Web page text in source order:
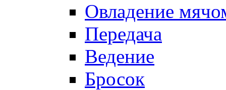
Овладение
Передача
Ведение
Бросок